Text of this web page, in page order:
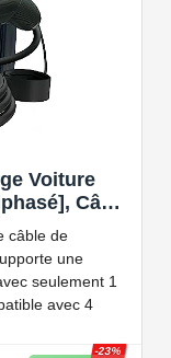
Voiture
Câble
T2 avec
avec Model
5, Zoe,
câble de
une
seulement 1
avec 4
-23%